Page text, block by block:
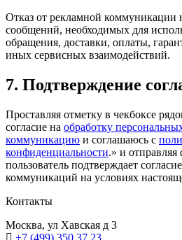
Отказ от рекламной коммуникации
сообщений, необходимых для
обращения, доставки, оплаты,
иных сервисных взаимодействий.
7. Подтверждение
Проставляя отметку в чекбоксе
согласие на обработку
коммуникацию и соглашаюсь с
конфиденциальности.» и отправляя
пользователь подтверждает
коммуникаций на условиях
Контакты
Москва, ул Хавская д 3
+7 (499) 350 37 23